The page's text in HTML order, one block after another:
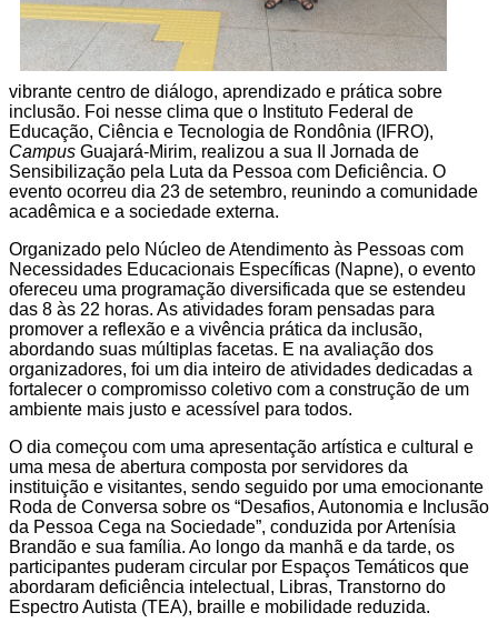
vibrante centro de diálogo, aprendizado e prática sobre
inclusão. Foi nesse clima que o Instituto Federal de
Educação, Ciência e Tecnologia de Rondônia (IFRO),
Campus Guajará-Mirim, realizou a sua II Jornada de
Sensibilização pela Luta da Pessoa com Deficiência. O
evento ocorreu dia 23 de setembro, reunindo a comunidade
acadêmica e a sociedade externa.
Organizado pelo Núcleo de Atendimento às Pessoas com
Necessidades Educacionais Específicas (Napne), o evento
ofereceu uma programação diversificada que se estendeu
das 8 às 22 horas. As atividades foram pensadas para
promover a reflexão e a vivência prática da inclusão,
abordando suas múltiplas facetas. E na avaliação dos
organizadores, foi um dia inteiro de atividades dedicadas a
fortalecer o compromisso coletivo com a construção de um
ambiente mais justo e acessível para todos.
O dia começou com uma apresentação artística e cultural e
uma mesa de abertura composta por servidores da
instituição e visitantes, sendo seguido por uma emocionante
Roda de Conversa sobre os “Desafios, Autonomia e Inclusão
da Pessoa Cega na Sociedade”, conduzida por Artenísia
Brandão e sua família. Ao longo da manhã e da tarde, os
participantes puderam circular por Espaços Temáticos que
abordaram deficiência intelectual, Libras, Transtorno do
Espectro Autista (TEA), braille e mobilidade reduzida.